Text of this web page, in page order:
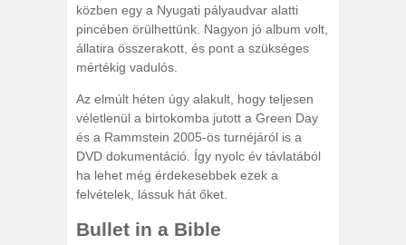
közben egy a Nyugati pályaudvar alatti
pincében örülhettünk. Nagyon jó album volt,
állatira összerakott, és pont a szükséges
mértékig vadulós.
Az elmúlt héten úgy alakult, hogy teljesen
véletlenül a birtokomba jutott a Green Day
és a Rammstein 2005-ös turnéjáról is a
DVD dokumentáció. Így nyolc év távlatából
ha lehet még érdekesebbek ezek a
felvételek, lássuk hát őket.
Bullet in a Bible